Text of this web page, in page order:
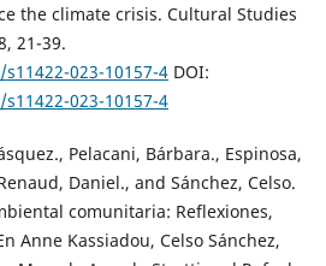
the climate crisis. Cultural Studies
21-39.
023-10157-4DOI:
023-10157-4
Pelacani, Bárbara., Espinosa,
Daniel., and Sánchez, Celso.
comunitaria: Reflexiones,
Anne Kassiadou, Celso Sánchez,